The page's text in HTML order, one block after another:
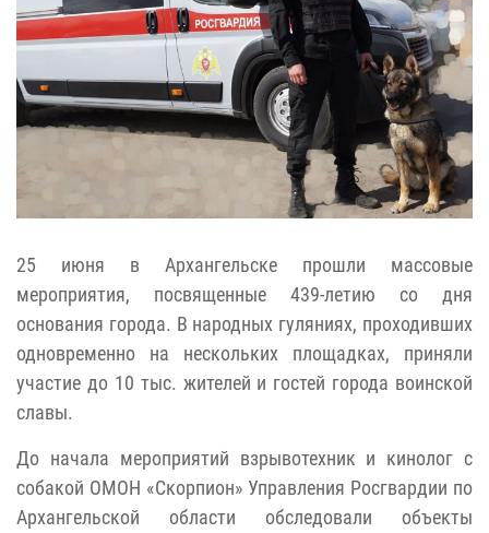
25 июня в Архангельске прошли массовые
мероприятия, посвященные 439-летию со дня
основания города. В народных гуляниях, проходивших
одновременно на нескольких площадках, приняли
участие до 10 тыс. жителей и гостей города воинской
славы.
До начала мероприятий взрывотехник и кинолог с
собакой ОМОН «Скорпион» Управления Росгвардии по
Архангельской области обследовали объекты